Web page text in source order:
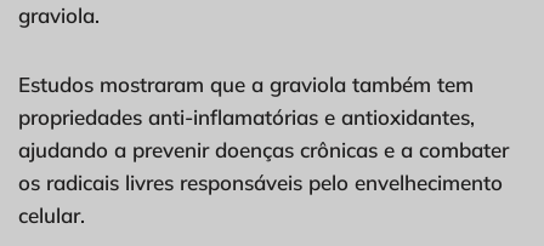
graviola.
Estudos mostraram que a graviola também tem
propriedades anti-inflamatórias e antioxidantes,
ajudando a prevenir doenças crônicas e a combater
os radicais livres responsáveis pelo envelhecimento
celular.